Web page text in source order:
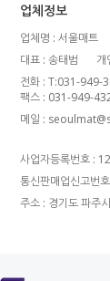
업체정보
업체명 : 서울매트
대표 : 송태범
개
전화 : T:031-
팩스 : 031-949-
메일 :
사업자등록번호 :
통신판매업신고번
주소 : 경기도 파주